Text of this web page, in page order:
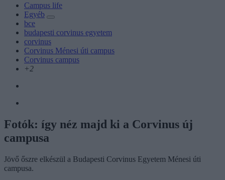
Campus life
Egyéb
bce
budapesti corvinus egyetem
corvinus
Corvinus Ménesi úti campus
Corvinus campus
+2
Fotók: így néz majd ki a Corvinus új
campusa
Jövő őszre elkészül a Budapesti Corvinus Egyetem Ménesi úti
campusa.